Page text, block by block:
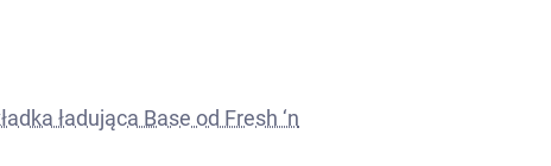
ładująca Base od Fresh ‘n